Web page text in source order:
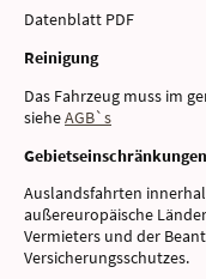
Datenblatt PDF
Reinigung
Das Fahrzeug muss im
sieheAGB`s
Gebietseinschränkungen
Auslandsfahrten
außereuropäische
Vermieters und der
Versicherungsschutzes.